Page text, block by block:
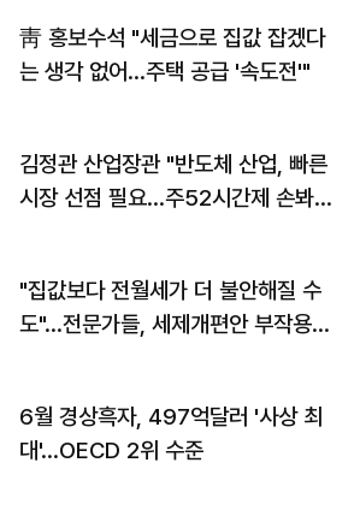
靑 홍보수석 "세금으로 집값 잡겠다
는 생각 없어…주택 공급 '속도전'"
김정관 산업장관 "반도체 산업, 빠른
시장 선점 필요…주52시간제 손봐
"집값보다 전월세가 더 불안해질 수
도"…전문가들, 세제개편안 부작용
6월 경상흑자, 497억달러 '사상 최
대'…OECD 2위 수준